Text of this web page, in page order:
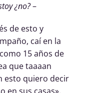
¿no?–
de esto y
caí en la
15 años de
que taaaan
esto quiero decir